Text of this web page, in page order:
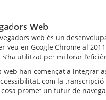
Web
web és un
veu en Google Chrome al
utilitzat per millorar
web han començat a
com la
promet un futur de